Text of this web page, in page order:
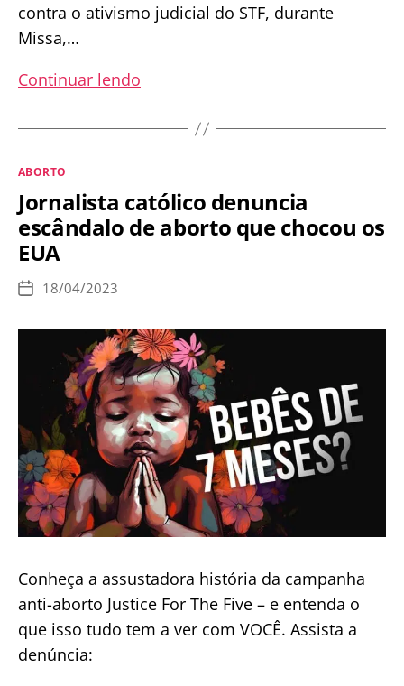
contra o ativismo judicial do STF, durante
Missa,…
Continuar lendo
padres
a
comunhão
poia
o
aborto
Categorias
ABORTO
Jornalista católico denuncia
escândalo de aborto que chocou os
EUA
Data
publicação
18/04/2023
Conheça a assustadora história da campanha
anti-aborto Justice For The Five – e entenda o
que isso tudo tem a ver com VOCÊ. Assista a
denúncia: